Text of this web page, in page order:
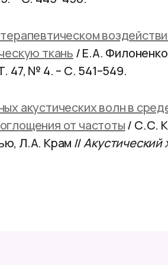
ткань / Е.А.
47, № 4. – С. 541–549.
акустических волн в
от частоты/ С.С.
Л.А. Крам //Акустический